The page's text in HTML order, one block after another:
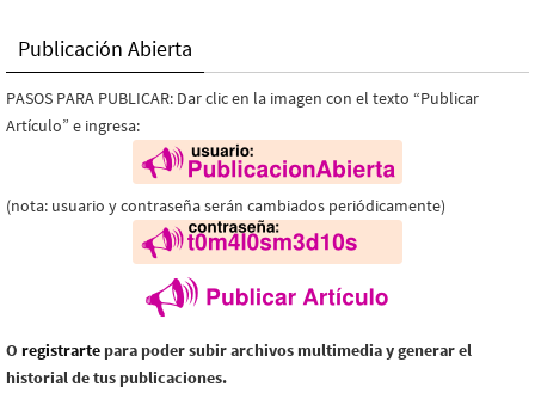
Publicación Abierta
PASOS PARA PUBLICAR: Dar clic en la imagen con el texto “Publicar
Artículo” e ingresa:
(nota: usuario y contraseña serán cambiados periódicamente)
O registrarte para poder subir archivos multimedia y generar el
historial de tus publicaciones.